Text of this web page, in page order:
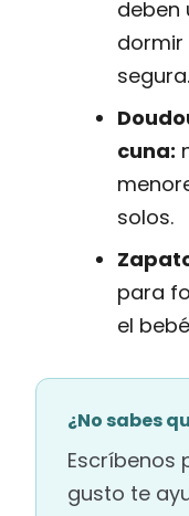
deben
segura.
cuna:
solos.
para
el
¿No sabes
Escríbenos
gusto te